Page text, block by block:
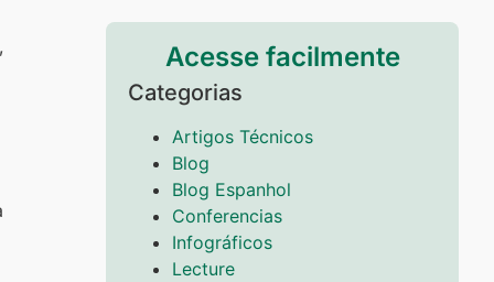
Acesse facilmente
Categorias
Artigos Técnicos
Blog
Blog Espanhol
Conferencias
Infográficos
Lecture